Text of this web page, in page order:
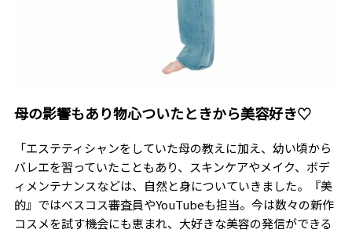
母の影響もあり物心ついたときから美容好き♡
「エステティシャンをしていた母の教えに加え、幼い頃から
バレエを習っていたこともあり、スキンケアやメイク、ボデ
ィメンテナンスなどは、自然と身についていきました。『美
的』ではベスコス審査員やYouTubeも担当。今は数々の新作
コスメを試す機会にも恵まれ、大好きな美容の発信ができる